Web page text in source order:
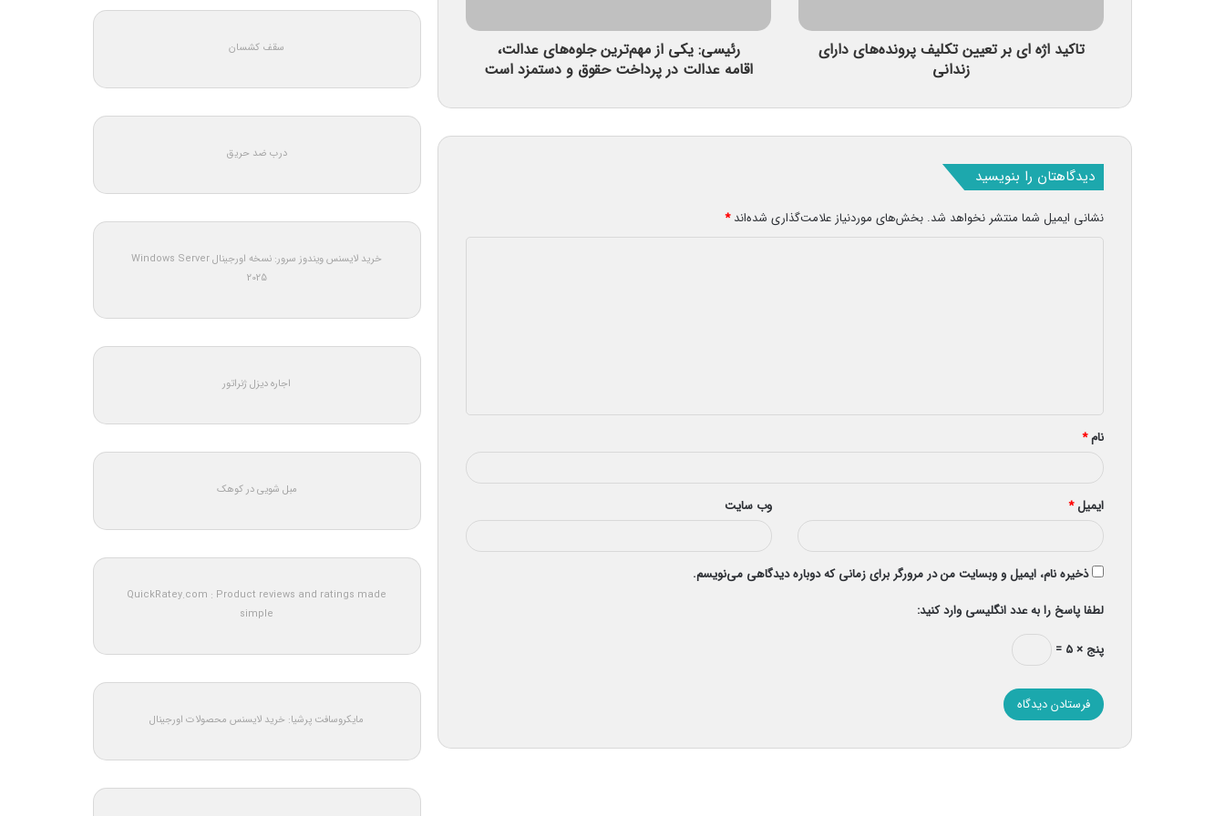
تاکید اژه ای بر تعیین تکلیف پرونده‌های دارای
زندانی
رئیسی: یکی از مهم‌ترین جلوه‌های عدالت،
اقامه عدالت در پرداخت حقوق و دستمزد است
دیدگاهتان را بنویسید
نشانی ایمیل شما منتشر نخواهد شد. بخش‌های موردنیاز علامت‌گذاری شده‌اند*
*
نام*
ایمیل* وب‌ سایت
ذخیره نام، ایمیل و وبسایت من در مرورگر برای زمانی که دوباره دیدگاهی می‌نویسم.
لطفا پاسخ را به عدد انگلیسی وارد کنید:
پنج × ۵ =
سقف کشسان
درب ضد حریق
خرید لایسنس ویندوز سرور: نسخه اورجینال Windows Server
2025
اجاره دیزل ژنراتور
مبل شویی در کوهک
QuickRatey.com : Product reviews and ratings made
simple
مایکروسافت پرشیا: خرید لایسنس محصولات اورجینال